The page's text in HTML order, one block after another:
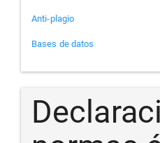
Anti-plagio
Bases de datos